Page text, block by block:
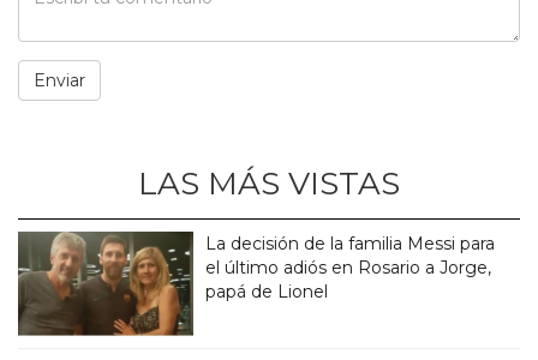
LAS MÁS VISTAS
La decisión de la familia Messi para
el último adiós en Rosario a Jorge,
papá de Lionel